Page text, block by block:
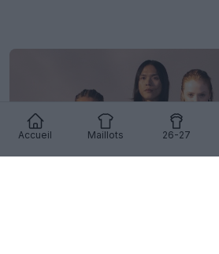
Accueil Maillots 26-27